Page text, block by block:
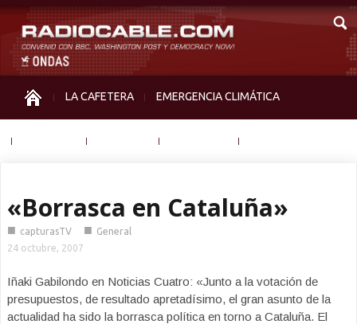
LA CAFETERA EMERGENCIA CLIMÁTICA
«Borrasca en Cataluña»
■ capturasTV ■ General
24 octubre, 2007
Iñaki Gabilondo en Noticias Cuatro: «Junto a la votación de
presupuestos, de resultado apretadísimo, el gran asunto de la
actualidad ha sido la borrasca política en torno a Cataluña. El